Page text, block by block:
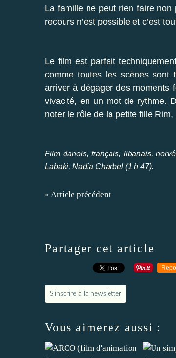
La famille ne peut rien faire non
recours n’est possible et c’est
Le film est parfait
comme toutes les scènes sont
arriver à dégager des moments
vivacité, en un mot de rythme.
noter le rôle de la petite fille
Film danois, français, libanais,
Labaki, Nadia Charbel (1 h 47).
« Article précédent
Partager cet article
S'inscrire à la newsletter
Vous aimerez aussi :